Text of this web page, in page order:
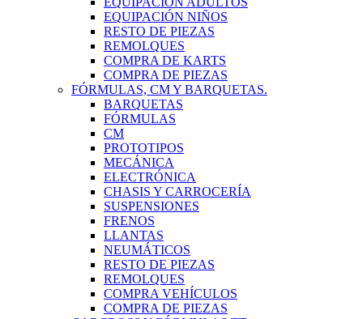
EQUIPACIÓN NIÑOS
RESTO DE PIEZAS
REMOLQUES
COMPRA DE KARTS
COMPRA DE PIEZAS
FÓRMULAS, CM Y BARQUETAS.
BARQUETAS
FÓRMULAS
CM
PROTOTIPOS
MECÁNICA
ELECTRÓNICA
CHASIS Y CARROCERÍA
SUSPENSIONES
FRENOS
LLANTAS
NEUMÁTICOS
RESTO DE PIEZAS
REMOLQUES
COMPRA VEHÍCULOS
COMPRA DE PIEZAS